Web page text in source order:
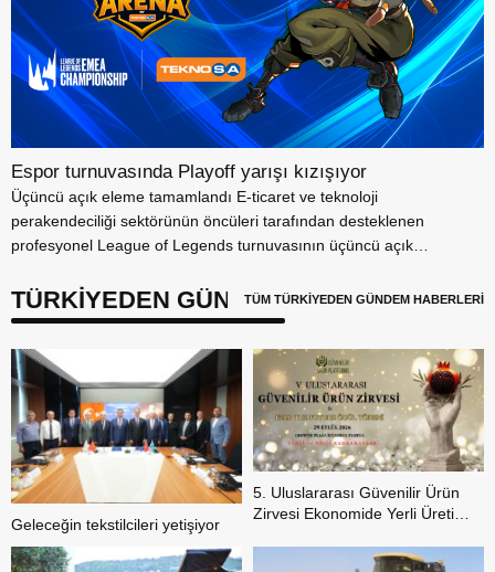
Espor turnuvasında Playoff yarışı kızışıyor
Üçüncü açık eleme tamamlandı E-ticaret ve teknoloji
perakendeciliği sektörünün öncüleri tarafından desteklenen
profesyonel League of Legends turnuvasının üçüncü açık
TÜRKİYEDEN GÜNDEMTÜM TÜRKİYEDEN GÜNDEM HABERLERİ
Geleceğin tekstilcileri yetişiyor
5. Uluslararası Güvenilir Ürün
Zirvesi Ekonomide Yerli Üretim